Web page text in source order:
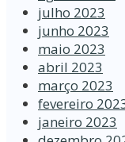
julho 2023
junho 2023
maio 2023
abril 2023
março 2023
fevereiro
janeiro 2023